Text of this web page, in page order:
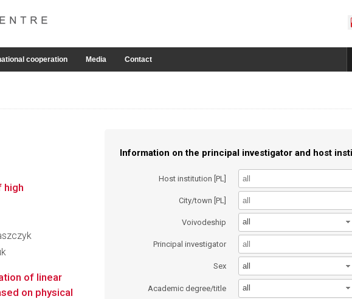
cooperation Media Contact
Information on the principal investigator and host
Host institution [PL]
City/town [PL]
Voivodeship all
Principal investigator
Sex all
Academic degree/title all
high
of linear
on physical